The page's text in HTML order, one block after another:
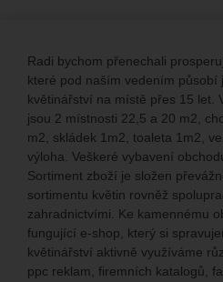
Radi bychom přenechali
které pod naším vedením působí
květinářství na místě přes 15 let.
jsou 2 místnosti 22,5 a 20 m2,
m2, skládek 1m2, toaleta 1m2,
výloha. Veškeré vybavení
Sortiment zboží je složen
sortimentu květin rovněž
zahradnictvími. Ke kamennému
fungující e-shop, který si
květinářství aktivně využíváme
ppc reklam, firemních katalogů,